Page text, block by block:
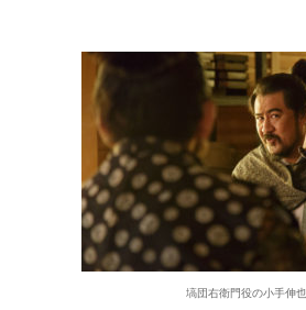
塙団右衛門役の小手伸也